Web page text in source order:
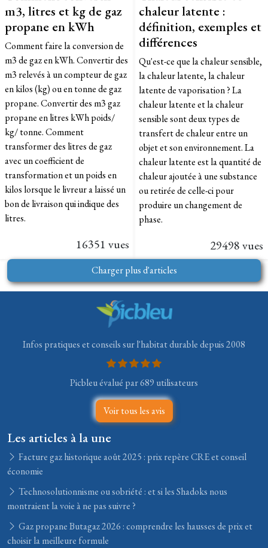
m3, litres et kg de gaz
propane en kWh
Comment faire la conversion de
m3 de gaz en kWh. Convertir des
m3 relevés à un compteur de gaz
en kilos (kg) ou en tonne de gaz
propane. Convertir des m3 gaz
propane en litres kWh poids/
kg/ tonne. Comment
transformer des litres de gaz
avec un coefficient de
transformation et un poids en
kilos lorsque le livreur a laissé un
bon de livraison qui indique des
litres.
16351 vues
chaleur latente :
définition, exemples et
différences
Qu'est-ce que la chaleur sensible,
la chaleur latente, la chaleur
latente de vaporisation ? La
chaleur latente et la chaleur
sensible sont deux types de
transfert de chaleur entre un
objet et son environnement. La
chaleur latente est la quantité de
chaleur ajoutée à une substance
ou retirée de celle-ci pour
produire un changement de
phase.
29498 vues
Charger plus d'articles
Infos pratiques et conseils sur l'habitat durable depuis 2008
Picbleu évalué par 689 utilisateurs
Voir tous les avis
Les articles à la une
Facture gaz historique août 2025 : prix repère CRE et conseil
économie
Technosolutionnisme ou sobriété : et si les Shadoks nous
montraient la voie à ne pas suivre ?
Gaz propane Butagaz 2026 : comprendre les hausses de prix et
choisir la meilleure formule